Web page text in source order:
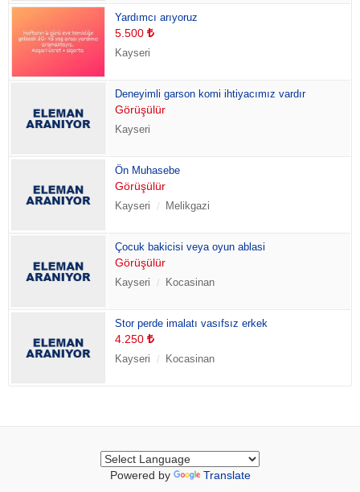
Yardımcı arıyoruz
5.500
Kayseri
Deneyimli garson komi ihtiyacımız vardır
Görüşülür
Kayseri
Ön Muhasebe
Görüşülür
Kayseri Melikgazi
Çocuk bakicisi veya oyun ablasi
Görüşülür
Kayseri Kocasinan
Stor perde imalatı vasıfsız erkek
4.250
Kayseri Kocasinan
Powered by Translate